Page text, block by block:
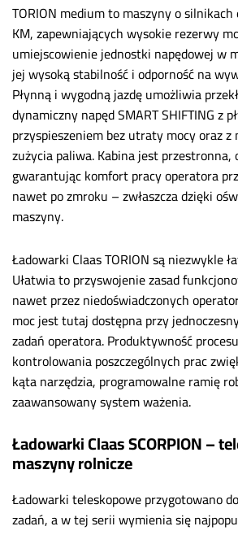
TORION medium to maszyny o
KM, zapewniających wysokie rezerwy
umiejscowienie jednostki napędowej w
jej wysoką stabilność i odporność na
Płynną i wygodną jazdę umożliwia
dynamiczny napęd SMART SHIFTING z
przyspieszeniem bez utraty mocy oraz
zużycia paliwa. Kabina jest przestronna,
gwarantując komfort pracy operatora
nawet po zmroku – zwłaszcza dzięki
maszyny.
Ładowarki Claas TORION są niezwykle
Ułatwia to przyswojenie zasad
nawet przez niedoświadczonych
moc jest tutaj dostępna przy
zadań operatora. Produktywność
kontrolowania poszczególnych prac
kąta narzędzia, programowalne ramię
zaawansowany system ważenia.
Ładowarki Claas SCORPION –
maszyny rolnicze
Ładowarki teleskopowe przygotowano
zadań, a w tej serii wymienia się